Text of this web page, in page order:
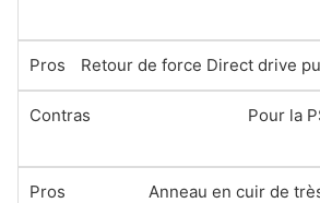
Retour de force Direct drive
Pour la
Anneau en cuir de